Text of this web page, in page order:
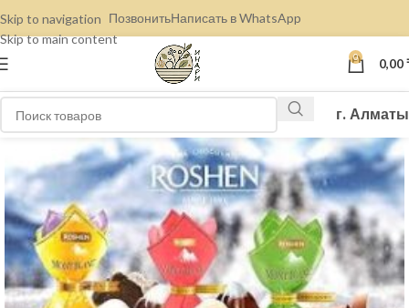
Skip to navigation
Skip to main content
ПозвонитьНаписать в WhatsApp
0 0,00
г. Алматы